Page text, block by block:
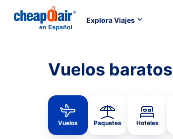
Explora Viajes
Vuelos
Vuelos Paquetes Hoteles